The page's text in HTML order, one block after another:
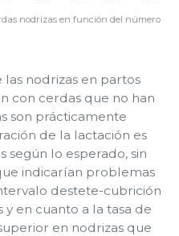
nodrizas en función del número
nodrizas en partos
con cerdas que no han
son prácticamente
de la lactación es
según lo esperado, sin
indicarían problemas
destete-cubrición
en cuanto a la tasa de
en nodrizas que